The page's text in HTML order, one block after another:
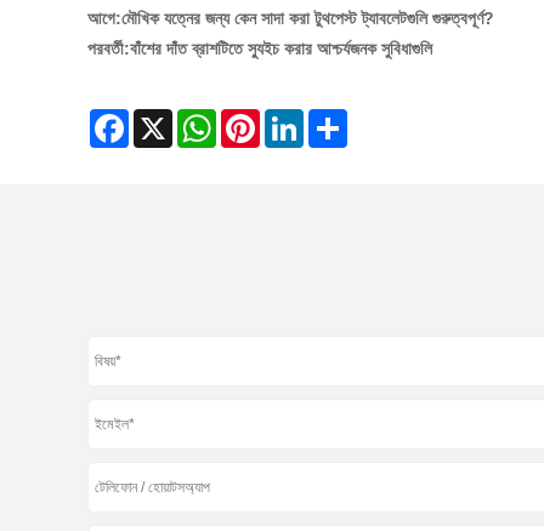
আগে:মৌখিক যত্নের জন্য কেন সাদা করা টুথপেস্ট ট্যাবলেটগুলি গুরুত্বপূর্ণ?
পরবর্তী:বাঁশের দাঁত ব্রাশটিতে স্যুইচ করার আশ্চর্যজনক সুবিধাগুলি
Facebook WhatsAppPinterestLinkedIn